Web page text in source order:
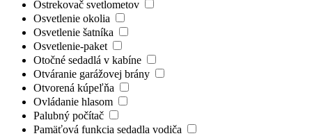
Ostrekovač svetlometov
Osvetlenie okolia
Osvetlenie šatníka
Osvetlenie-paket
Otočné sedadlá v kabíne
Otváranie garážovej brány
Otvorená kúpeľňa
Ovládanie hlasom
Palubný počítač
Pamäťová funkcia sedadla vodiča